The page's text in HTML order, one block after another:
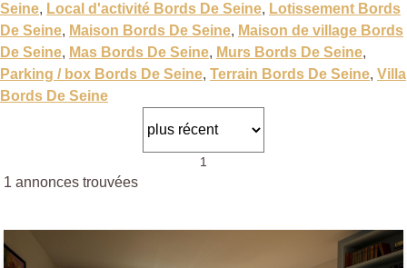
Seine, Local d'activité Bords De Seine, Lotissement Bords
De Seine, Maison Bords De Seine, Maison de village Bords
De Seine, Mas Bords De Seine, Murs Bords De Seine,
Parking / box Bords De Seine, Terrain Bords De Seine, Villa
Bords De Seine
1
1 annonces trouvées